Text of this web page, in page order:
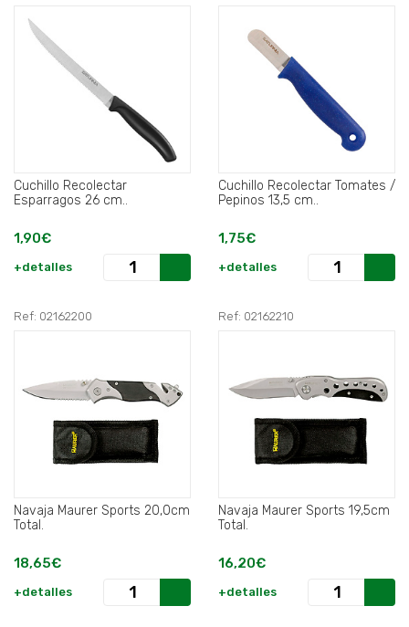
Cuchillo Recolectar
Esparragos 26 cm..
1,90€
+detalles
Cuchillo Recolectar Tomates /
Pepinos 13,5 cm..
1,75€
+detalles
Ref: 02162200
Navaja Maurer Sports 20,0cm
Total.
18,65€
+detalles
Ref: 02162210
Navaja Maurer Sports 19,5cm
Total.
16,20€
+detalles